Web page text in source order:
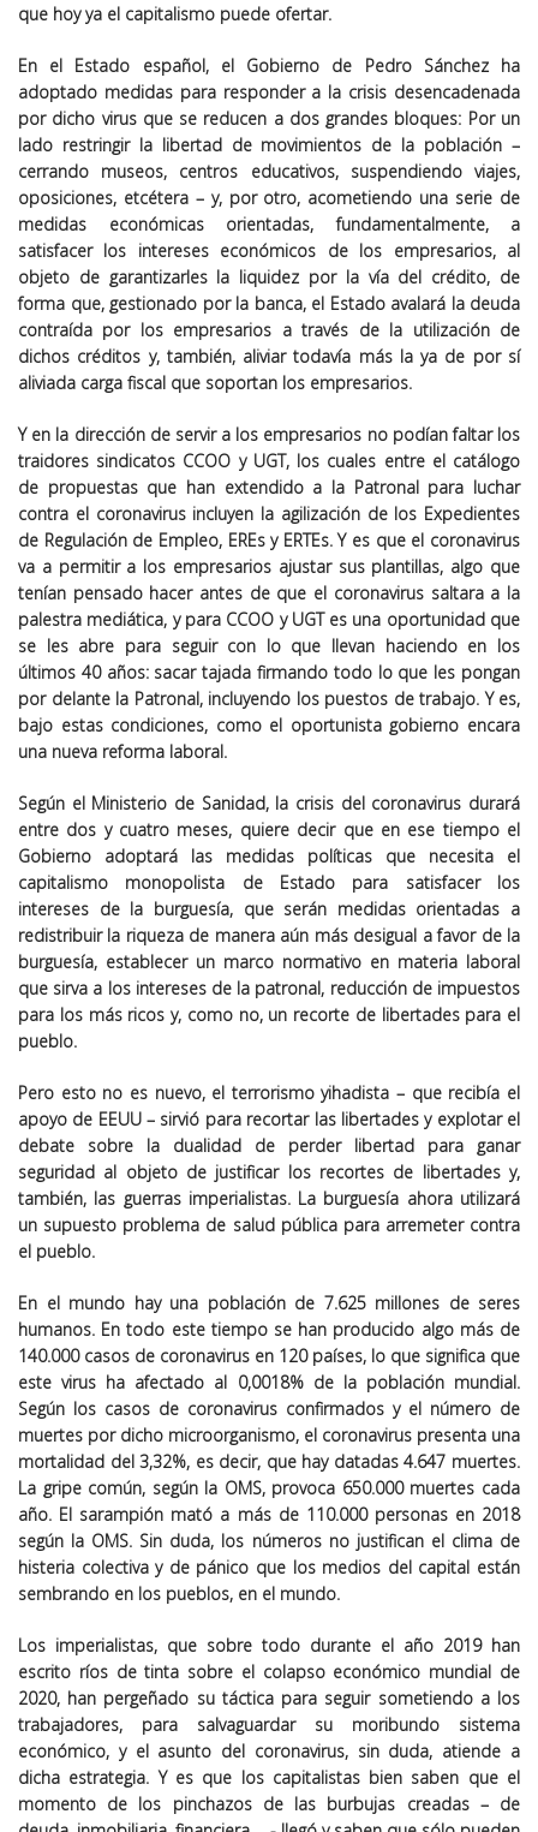
que hoy ya el capitalismo puede ofertar.
En el Estado español, el Gobierno de Pedro Sánchez ha
adoptado medidas para responder a la crisis desencadenada
por dicho virus que se reducen a dos grandes bloques: Por un
lado restringir la libertad de movimientos de la población –
cerrando museos, centros educativos, suspendiendo viajes,
oposiciones, etcétera – y, por otro, acometiendo una serie de
medidas económicas orientadas, fundamentalmente, a
satisfacer los intereses económicos de los empresarios, al
objeto de garantizarles la liquidez por la vía del crédito, de
forma que, gestionado por la banca, el Estado avalará la deuda
contraída por los empresarios a través de la utilización de
dichos créditos y, también, aliviar todavía más la ya de por sí
aliviada carga fiscal que soportan los empresarios.
Y en la dirección de servir a los empresarios no podían faltar los
traidores sindicatos CCOO y UGT, los cuales entre el catálogo
de propuestas que han extendido a la Patronal para luchar
contra el coronavirus incluyen la agilización de los Expedientes
de Regulación de Empleo, EREs y ERTEs. Y es que el coronavirus
va a permitir a los empresarios ajustar sus plantillas, algo que
tenían pensado hacer antes de que el coronavirus saltara a la
palestra mediática, y para CCOO y UGT es una oportunidad que
se les abre para seguir con lo que llevan haciendo en los
últimos 40 años: sacar tajada firmando todo lo que les pongan
por delante la Patronal, incluyendo los puestos de trabajo. Y es,
bajo estas condiciones, como el oportunista gobierno encara
una nueva reforma laboral.
Según el Ministerio de Sanidad, la crisis del coronavirus durará
entre dos y cuatro meses, quiere decir que en ese tiempo el
Gobierno adoptará las medidas políticas que necesita el
capitalismo monopolista de Estado para satisfacer los
intereses de la burguesía, que serán medidas orientadas a
redistribuir la riqueza de manera aún más desigual a favor de la
burguesía, establecer un marco normativo en materia laboral
que sirva a los intereses de la patronal, reducción de impuestos
para los más ricos y, como no, un recorte de libertades para el
pueblo.
Pero esto no es nuevo, el terrorismo yihadista – que recibía el
apoyo de EEUU – sirvió para recortar las libertades y explotar el
debate sobre la dualidad de perder libertad para ganar
seguridad al objeto de justificar los recortes de libertades y,
también, las guerras imperialistas. La burguesía ahora utilizará
un supuesto problema de salud pública para arremeter contra
el pueblo.
En el mundo hay una población de 7.625 millones de seres
humanos. En todo este tiempo se han producido algo más de
140.000 casos de coronavirus en 120 países, lo que significa que
este virus ha afectado al 0,0018% de la población mundial.
Según los casos de coronavirus confirmados y el número de
muertes por dicho microorganismo, el coronavirus presenta una
mortalidad del 3,32%, es decir, que hay datadas 4.647 muertes.
La gripe común, según la OMS, provoca 650.000 muertes cada
año. El sarampión mató a más de 110.000 personas en 2018
según la OMS. Sin duda, los números no justifican el clima de
histeria colectiva y de pánico que los medios del capital están
sembrando en los pueblos, en el mundo.
Los imperialistas, que sobre todo durante el año 2019 han
escrito ríos de tinta sobre el colapso económico mundial de
2020, han pergeñado su táctica para seguir sometiendo a los
trabajadores, para salvaguardar su moribundo sistema
económico, y el asunto del coronavirus, sin duda, atiende a
dicha estrategia. Y es que los capitalistas bien saben que el
momento de los pinchazos de las burbujas creadas – de